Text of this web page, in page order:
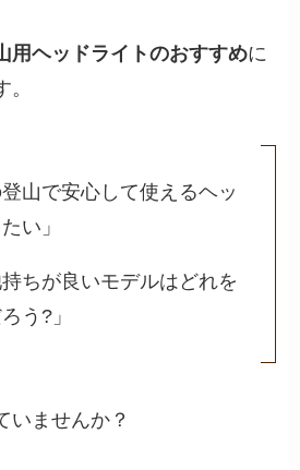
用ヘッドライトのおすすめに
登山で安心して使えるヘッ
い」
持ちが良いモデルはどれを
う?」
いませんか？